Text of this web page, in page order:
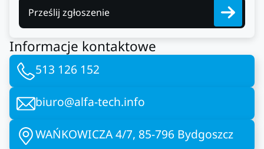
Prześlij zgłoszenie
Informacje kontaktowe
513 126 152
biuro@alfa-tech.info
WAŃKOWICZA 4/7, 85-796 Bydgoszcz